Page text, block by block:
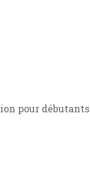
pour débutants